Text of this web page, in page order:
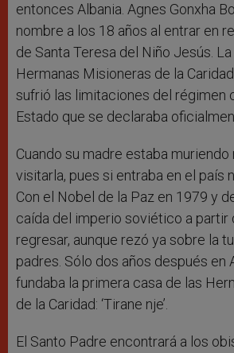
entonces Albania. Agnes Gonxha
nombre a los 18 años al entrar en
de Santa Teresa del Niño Jesús.
Hermanas Misioneras de la
sufrió las limitaciones del régimen
Estado que se declaraba
Cuando su madre estaba muriendo
visitarla, pues si entraba en el país
Con el Nobel de la Paz en 1979 y
caída del imperio soviético a partir
regresar, aunque rezó ya sobre la
padres. Sólo dos años después en
fundaba la primera casa de las
de la Caridad: ‘Tirane nje’.
El Santo Padre encontrará a los